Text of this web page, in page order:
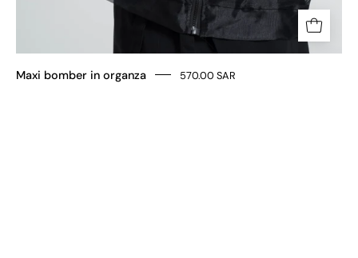
Maxi bomber in organza 570.00 SAR